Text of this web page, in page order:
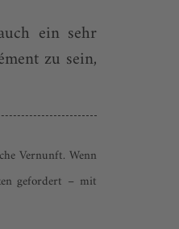
ein sehr
zu sein,
Vernunft. Wenn
gefordert – mit